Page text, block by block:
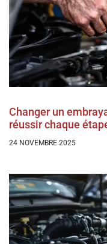
Changer un
réussir chaque
24 NOVEMBRE 2025